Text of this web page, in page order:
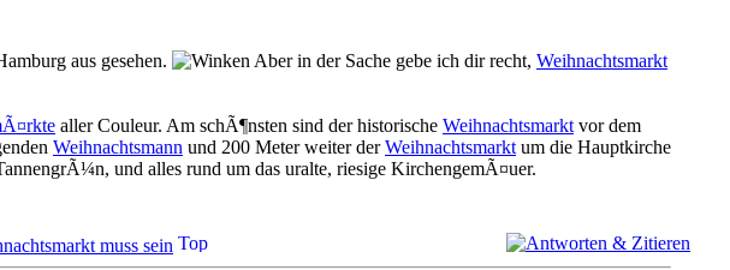
aus gesehen. Aber in der Sache gebe ich dir recht, Weihnachtsmarkt
aller Couleur. Am schÃ¶nsten sind der historische Weihnachtsmarkt vor dem
Weihnachtsmann und 200 Meter weiter derWeihnachtsmarkt um die Hauptkirche
und alles rund um das uralte, riesige KirchengemÃ¤uer.
muss sein